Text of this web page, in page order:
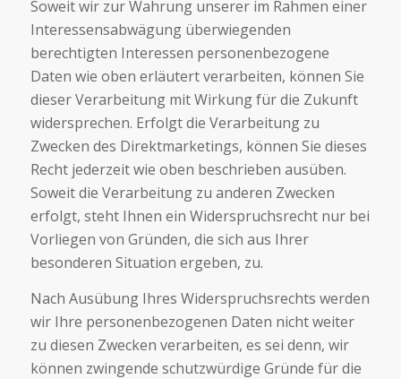
Soweit wir zur Wahrung unserer im Rahmen einer
Interessensabwägung überwiegenden
berechtigten Interessen personenbezogene
Daten wie oben erläutert verarbeiten, können Sie
dieser Verarbeitung mit Wirkung für die Zukunft
widersprechen. Erfolgt die Verarbeitung zu
Zwecken des Direktmarketings, können Sie dieses
Recht jederzeit wie oben beschrieben ausüben.
Soweit die Verarbeitung zu anderen Zwecken
erfolgt, steht Ihnen ein Widerspruchsrecht nur bei
Vorliegen von Gründen, die sich aus Ihrer
besonderen Situation ergeben, zu.
Nach Ausübung Ihres Widerspruchsrechts werden
wir Ihre personenbezogenen Daten nicht weiter
zu diesen Zwecken verarbeiten, es sei denn, wir
können zwingende schutzwürdige Gründe für die